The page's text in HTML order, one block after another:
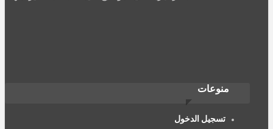
الربيئة مجلة جمعية العلماء المسلمين سليلة الشهاب والمنتقد،......
منوعات
تسجيل الدخول